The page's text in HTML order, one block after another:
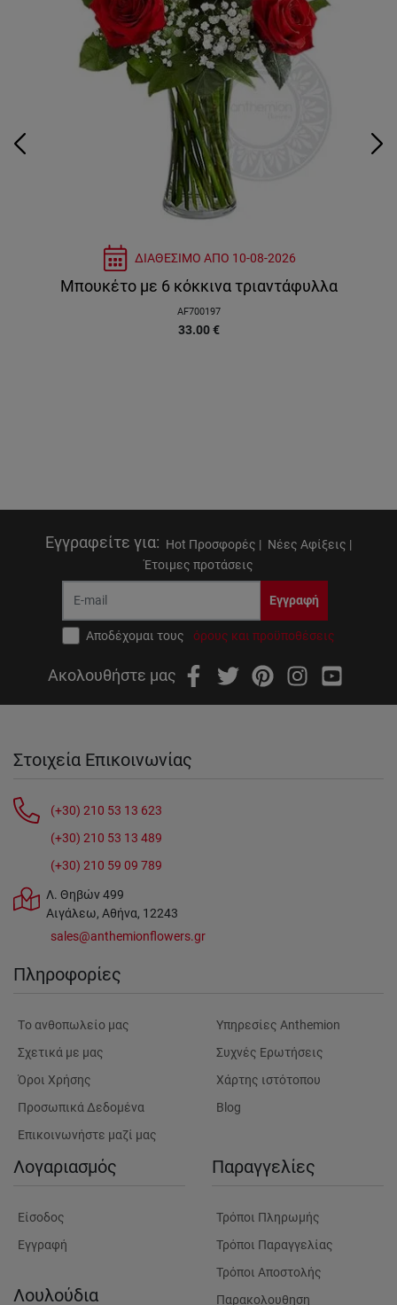
ΔΙΑΘΕΣΙΜΟ ΑΠΟ 10-08-2026
Μπουκέτο με 6 κόκκινα τριαντάφυλλα
AF700197
33.00 €
Εγγραφείτε για: Hot Προσφορές | Νέες Αφίξεις |
Έτοιμες προτάσεις
Εγγραφή
Αποδέχομαι τους όρους και προϋποθέσεις
Ακολουθήστε μας
Στοιχεία Επικοινωνίας
(+30) 210 53 13 623
(+30) 210 53 13 489
(+30) 210 59 09 789
Λ. Θηβών 499
Αιγάλεω, Αθήνα, 12243
sales@anthemionflowers.gr
Πληροφορίες
Tο ανθοπωλείο μας
Σχετικά με μας
Όροι Χρήσης
Προσωπικά Δεδομένα
Επικοινωνήστε μαζί μας
Υπηρεσίες Anthemion
Συχνές Ερωτήσεις
Χάρτης ιστότοπου
Blog
Λογαριασμός
Είσοδος
Εγγραφή
Λουλούδια
Παραγγελίες
Τρόποι Πληρωμής
Τρόποι Παραγγελίας
Τρόποι Αποστολής
Παρακολουθηση